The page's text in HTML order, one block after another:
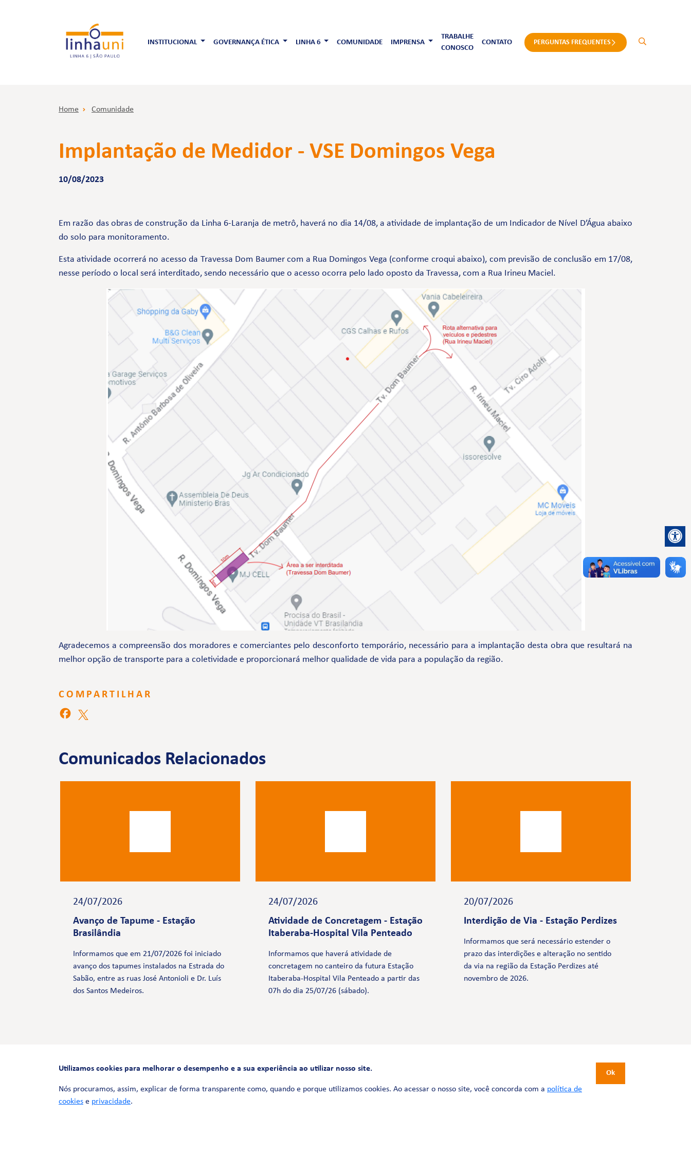
INSTITUCIONAL GOVERNANÇA ÉTICA LINHA 6 COMUNIDADE IMPRENSA
TRABALHE
CONOSCO
CONTATO PERGUNTAS FREQUENTES
Home Comunidade
Implantação de Medidor - VSE Domingos Vega
10/08/2023
Em razão das obras de construção da Linha 6-Laranja de metrô, haverá no dia 14/08, a atividade de implantação de um Indicador de Nível D’Água abaixo
do solo para monitoramento.
Esta atividade ocorrerá no acesso da Travessa Dom Baumer com a Rua Domingos Vega (conforme croqui abaixo), com previsão de conclusão em 17/08,
nesse período o local será interditado, sendo necessário que o acesso ocorra pelo lado oposto da Travessa, com a Rua Irineu Maciel.
Agradecemos a compreensão dos moradores e comerciantes pelo desconforto temporário, necessário para a implantação desta obra que resultará na
melhor opção de transporte para a coletividade e proporcionará melhor qualidade de vida para a população da região.
COMPARTILHAR
Comunicados Relacionados
24/07/2026
Avanço de Tapume - Estação
Brasilândia
Informamos que em 21/07/2026 foi iniciado
avanço dos tapumes instalados na Estrada do
Sabão, entre as ruas José Antonioli e Dr. Luís
dos Santos Medeiros.
24/07/2026
Atividade de Concretagem - Estação
Itaberaba-Hospital Vila Penteado
Informamos que haverá atividade de
concretagem no canteiro da futura Estação
Itaberaba-Hospital Vila Penteado a partir das
07h do dia 25/07/26 (sábado).
20/07/2026
Interdição de Via - Estação Perdizes
Informamos que será necessário estender o
prazo das interdições e alteração no sentido
da via na região da Estação Perdizes até
novembro de 2026.
FALE CONOSCO
0800 580 3172
Utilizamos cookies para melhorar o desempenho e a sua experiência ao utilizar nosso site.
Nós procuramos, assim, explicar de forma transparente como, quando e porque utilizamos cookies. Ao acessar o nosso site, você concorda com a política de
cookies e privacidade.
Ok